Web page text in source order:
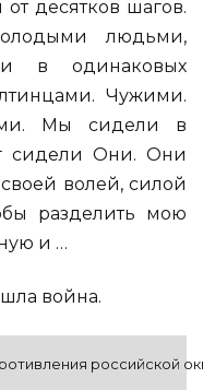
от десятков шагов.
людьми,
в одинаковых
Чужими.
Мы сидели в
сидели Они. Они
волей, силой
разделить мою
и …
война.
российской